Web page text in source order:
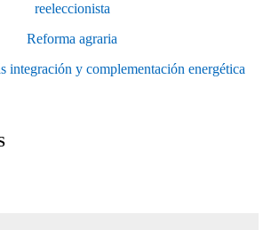
reeleccionista
Reforma agraria
integración y complementación energética